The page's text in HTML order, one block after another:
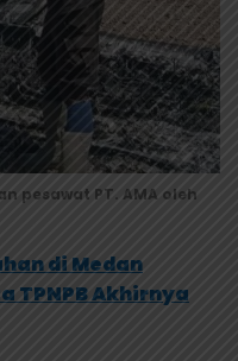
pesawat PT. AMA oleh
di Medan
TPNPB Akhirnya